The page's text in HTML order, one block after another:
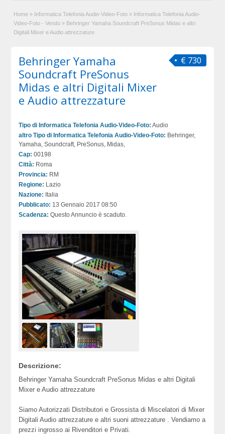
Home » Informatica Telefonia Audio-Video-Foto » Informatica Telefonia Audio-
Video-Foto - Vendo » Behringer Yamaha Soundcraft PreSonus Midas e altri
Digitali Mixer e Audio attrezzature
€ 730
Behringer Yamaha
Soundcraft PreSonus
Midas e altri Digitali Mixer
e Audio attrezzature
Tipo di Informatica Telefonia Audio-Video-Foto: Audio
altro Tipo di Informatica Telefonia Audio-Video-Foto: Behringer,
Yamaha, Soundcraft, PreSonus, Midas,
Cap: 00198
Città: Roma
Provincia: RM
Regione: Lazio
Nazione: Italia
Pubblicato: 13 Gennaio 2017 08:50
Scadenza: Questo Annuncio è scaduto.
Descrizione:
Behringer Yamaha Soundcraft PreSonus Midas e altri Digitali
Mixer e Audio attrezzature
Siamo Autorizzati Distributori e Grossista di Miscelatori di Mixer
Digitali Audio attrezzature e altri suoni attrezzature . Vendiamo a
prezzi ingrosso ai Rivenditori e Privati.